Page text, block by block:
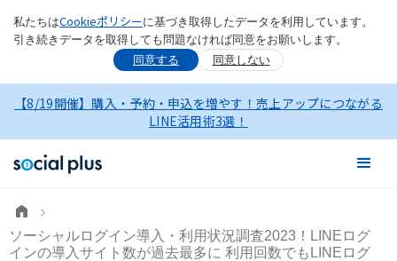
私たちはCookieポリシーに基づき取得したデータを利用しています。
引き続きデータを取得しても問題なければ同意をお願いします。
同意する
同意しない
【8/19開催】購入・予約・申込を増やす！売上アップにつながる
LINE活用術3選！
ソーシャルログイン導入・利用状況調査2023！LINEログ
インの導入サイト数が過去最多に 利用回数でもLINEログ